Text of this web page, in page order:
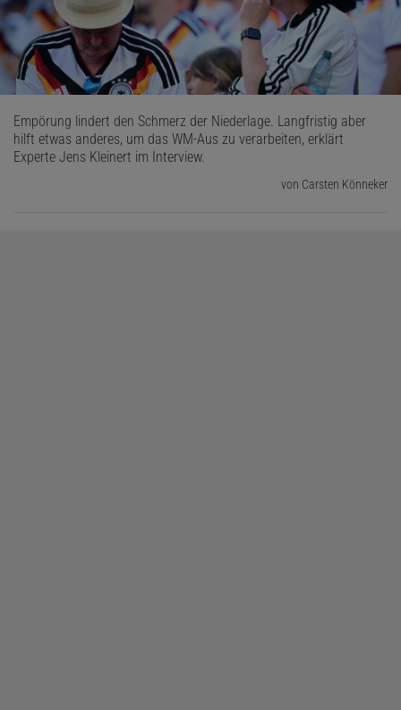
Empörung lindert den Schmerz der Niederlage. Langfristig aber
hilft etwas anderes, um das WM-Aus zu verarbeiten, erklärt
Experte Jens Kleinert im Interview.
von Carsten Könneker